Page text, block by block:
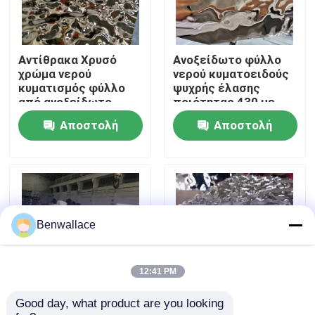
Σχετικά με εμάς
περιοδεία στο εργοστάσιο
Έλεγχος ποιότητας
Επικοινωνήστε μαζί μας
Ειδήσεις
Ζητήστε μια προσφορά
Αντίθρακα Χρυσό
χρώμα νερού
κυματισμός φύλλο
από ανοξείδωτο
χάλυβα AISI304
AISI316L για
διακόσμηση οροφών
Αποστολή
Ανοξείδωτο φύλλο
νερού κυματοειδούς
ψυχρής έλασης
ποιότητας 430 με
γυαλιστερό
καθρέφτη και χρώμα
PVD
Αποστολή
Τρίχωμα από
304 καθρέφτης
Benwallace
12:41 PM
Good day, what product are you looking